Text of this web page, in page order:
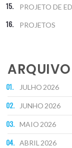
PROJETO DE
PROJETOS
ARQUIVO
JULHO 2026
JUNHO 2026
MAIO 2026
ABRIL 2026